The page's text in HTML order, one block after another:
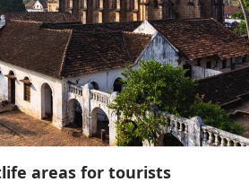
areas for tourists